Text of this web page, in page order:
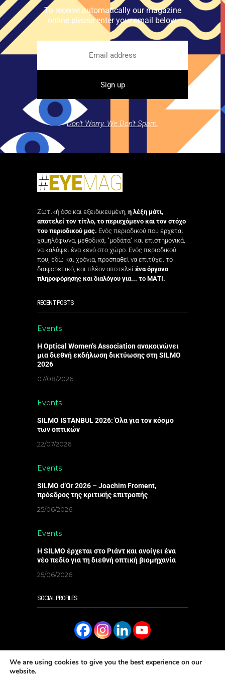
To receive automatically our magazine
online please enter your email below.
Don't Worry. We Don't Spam.
Ζωτική όσο και εξειδικευμένη, η λέξη μάτι,
αποτελεί τον τίτλο, το περιεχόμενο και τον στόχο
του περιοδικού μας. Ενός περιοδικού που έρχεται
χαμηλόφωνα, μεθοδικά, "μοδάτα" και επιστημονικά,
να καλύψει ένα κενό στο χώρο. Ενός περιοδικού
που, εδώ και χρόνια, προσπαθεί να επιτύχει το
διαφορετικό, και πλέον αποτελεί ένα όργανο
πληροφόρησης και διαλόγου για... το ΜΑΤΙ.
RECENT POSTS
Events
Η Optical Women’s Association ανακοινώνει
μια διεθνή εκδήλωση δικτύωσης στη SILMO
2026
07/08/2026
Events
SILMO ISTANBUL 2026: Όλα για τον κόσμο
των οπτικών
22/07/2026
Events
SILMO d’Or 2026 – Joachim Froment,
πρόεδρος της κριτικής επιτροπής
25/06/2026
Events
Η SILMO έρχεται στο Ριάντ και ανοίγει ένα
νέο πεδίο για τη διεθνή οπτική βιομηχανία
25/06/2026
SOCIAL PROFILES
We are using cookies to give you the best experience on our
website.